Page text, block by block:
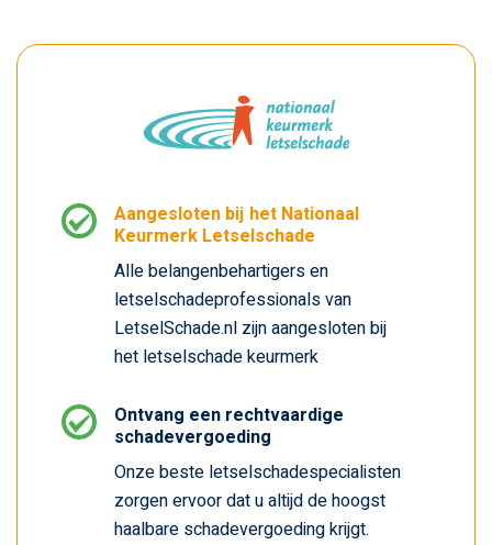
Aangesloten bij het Nationaal
Keurmerk Letselschade
Alle belangenbehartigers en
letselschadeprofessionals van
LetselSchade.nl zijn aangesloten bij
het letselschade keurmerk
Ontvang een rechtvaardige
schadevergoeding
Onze beste letselschadespecialisten
zorgen ervoor dat u altijd de hoogst
haalbare schadevergoeding krijgt.